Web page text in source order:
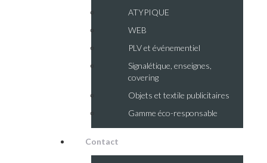
ATYPIQUE
WEB
PLV et événementiel
Signalétique, enseignes,
covering
Objets et textile publicitaires
Gamme éco-responsable
Contact